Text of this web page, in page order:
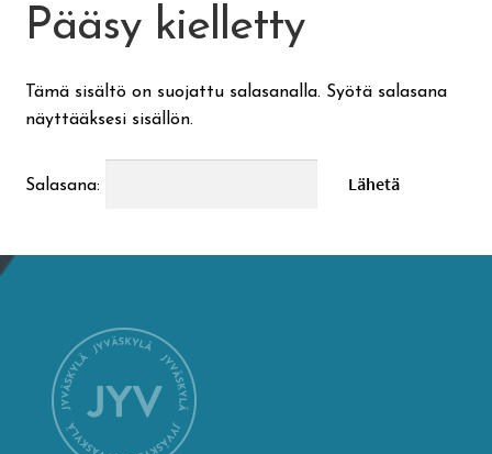
Suomen käsityön museo
Skeittihalli
Taideapteekki
Kirjasto
Pääsy kielletty
Tämä sisältö on suojattu salasanalla. Syötä salasana
näyttääksesi sisällön.
Salasana: